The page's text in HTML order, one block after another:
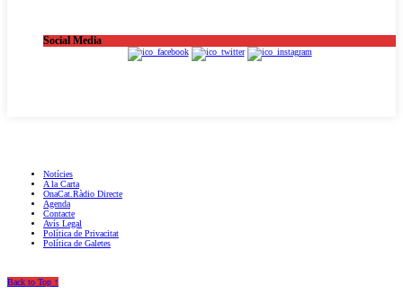
Social Media
Notícies
A la Carta
OnaCat.Ràdio Directe
Agenda
Contacte
Avís Legal
Política de Privacitat
Política de Galetes
Back to Top ↑